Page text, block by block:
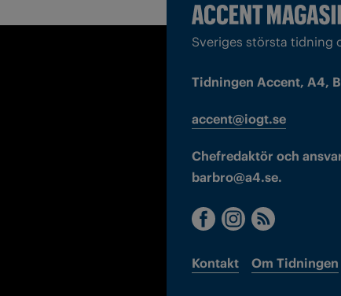
Sveriges största tidning
Tidningen Accent, A4,
accent@iogt.se
Chefredaktör och
barbro@a4.se.
Kontakt Om Tidningen